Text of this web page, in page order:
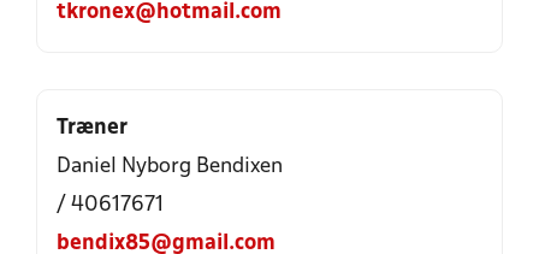
tkronex@hotmail.com
Træner
Daniel Nyborg Bendixen
/ 40617671
bendix85@gmail.com